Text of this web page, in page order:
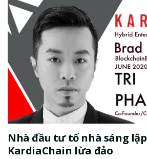
Nhà đầu tư tố nhà sáng lập
KardiaChain lừa đảo